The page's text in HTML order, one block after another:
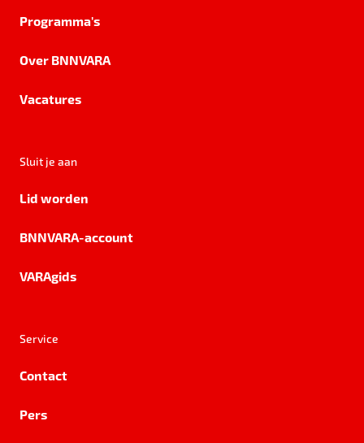
Programma's
Over BNNVARA
Vacatures
Sluit je aan
Lid worden
BNNVARA-account
VARAgids
Service
Contact
Pers